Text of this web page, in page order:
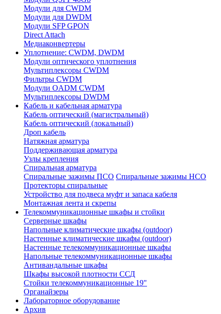
Модули для CWDM
Модули для DWDM
Модули SFP GPON
Direct Attach
Медиаконвертеры
Уплотнение: CWDM, DWDM
Модули оптического уплотнения
Мультиплексоры CWDM
Фильтры CWDM
Модули OADM CWDM
Мультиплексоры DWDM
Кабель и кабельная арматура
Кабель оптический (магистральный)
Кабель оптический (локальный)
Дроп кабель
Натяжная арматура
Поддерживающая арматура
Узлы крепления
Спиральная арматура
Спиральные зажимы ПСО Спиральные зажимы НСО
Протекторы спиральные
Устройство для подвеса муфт и запаса кабеля
Монтажная лента и скрепы
Телекоммуникационные шкафы и стойки
Серверные шкафы
Напольные климатические шкафы (outdoor)
Настенные климатические шкафы (outdoor)
Настенные телекоммуникационные шкафы
Напольные телекоммуникационные шкафы
Антивандальные шкафы
Шкафы высокой плотности ССД
Стойки телекоммуникационные 19"
Органайзеры
Лабораторное оборудование
Архив